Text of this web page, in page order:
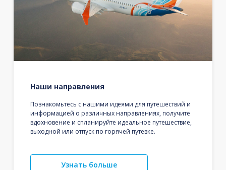
Наши направления
Познакомьтесь с нашими идеями для путешествий и
информацией о различных направлениях, получите
вдохновение и спланируйте идеальное путешествие,
выходной или отпуск по горячей путевке.
Узнать больше